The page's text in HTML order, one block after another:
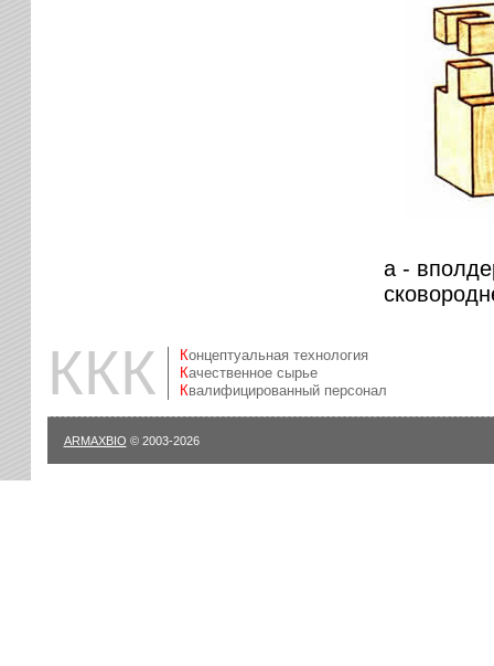
а -
ККК
Концептуальная технология
Качественное сырье
Квалифицированный персонал
ARMAXBIO © 2003-2026